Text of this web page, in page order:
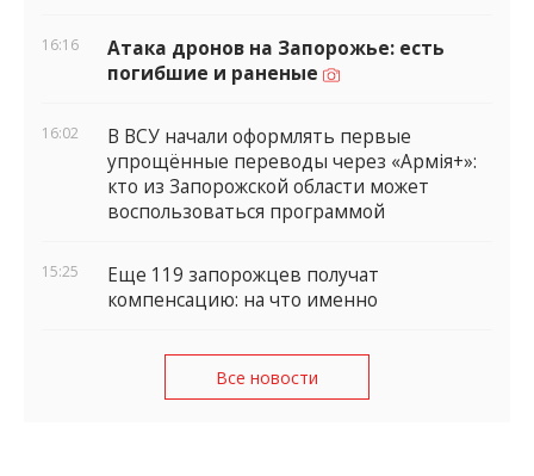
16:16
Атака дронов на Запорожье: есть
погибшие и раненые
16:02
В ВСУ начали оформлять первые
упрощённые переводы через «Армія+»:
кто из Запорожской области может
воспользоваться программой
15:25
Еще 119 запорожцев получат
компенсацию: на что именно
Все новости